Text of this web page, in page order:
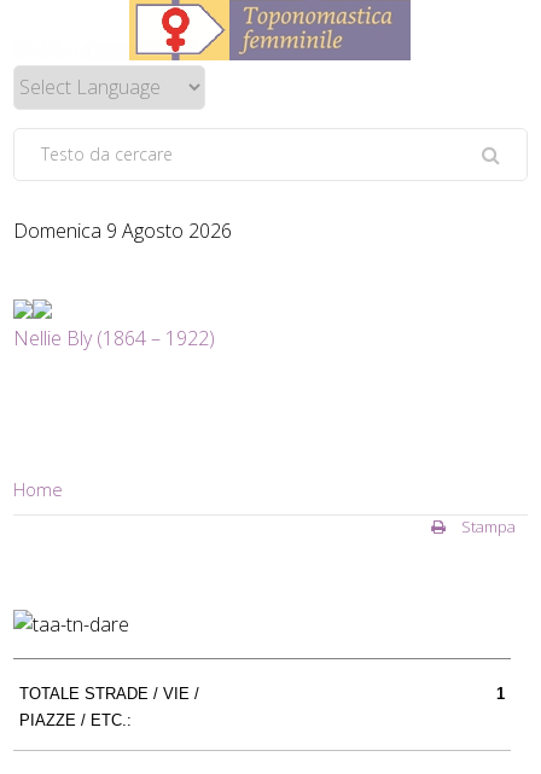
Domenica 9 Agosto 2026
Nellie Bly (1864 – 1922)
Home
Stampa
TOTALE STRADE / VIE /
PIAZZE / ETC.:
1